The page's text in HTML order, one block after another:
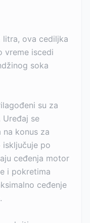
litra, ova cediljka
vreme iscedi
soka
su za
Uređaj se
konus za
isključuje po
ceđenja motor
i pokretima
ceđenje